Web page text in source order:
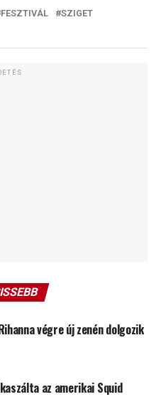
FESZTIVÁL
SZIGET
végre új zenén dolgozik
az amerikai Squid